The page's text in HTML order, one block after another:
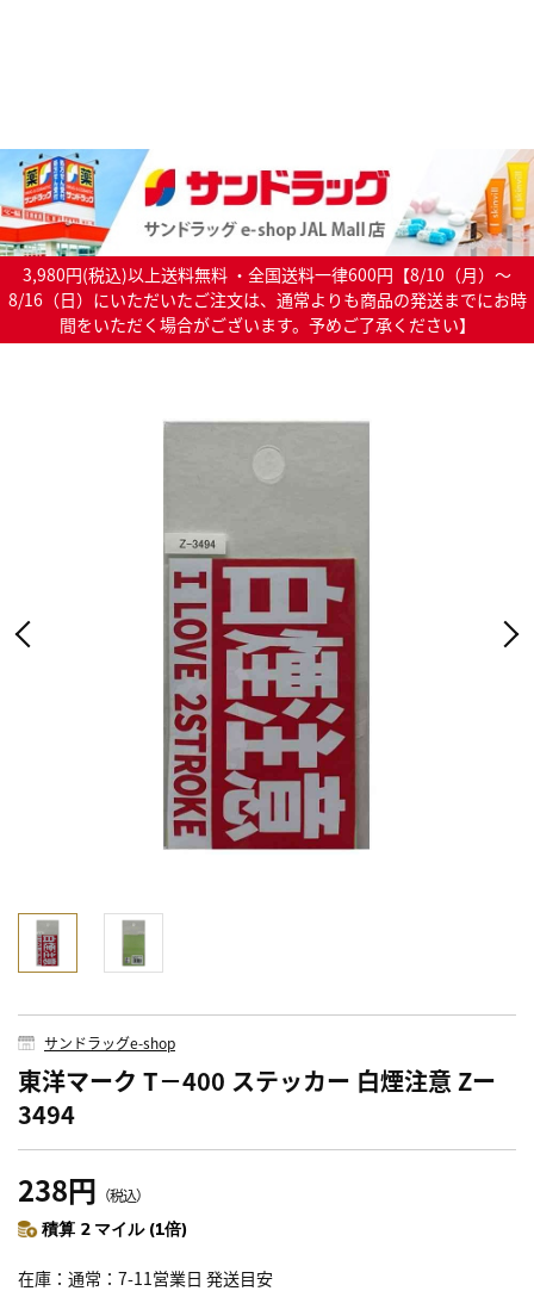
3,980円(税込)以上送料無料 ・全国送料一律600円【8/10（月）～
8/16（日）にいただいたご注文は、通常よりも商品の発送までにお時
間をいただく場合がございます。予めご了承ください】
サンドラッグe-shop
東洋マーク T－400 ステッカー 白煙注意 Zー
3494
238円 （税込）
積算 2 マイル (1倍)
在庫 通常：7-11営業日 発送目安